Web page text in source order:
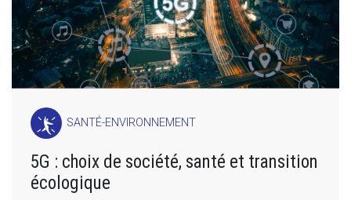
SANTÉ-ENVIRONNEMENT
5G : choix de société, santé et transition
écologique